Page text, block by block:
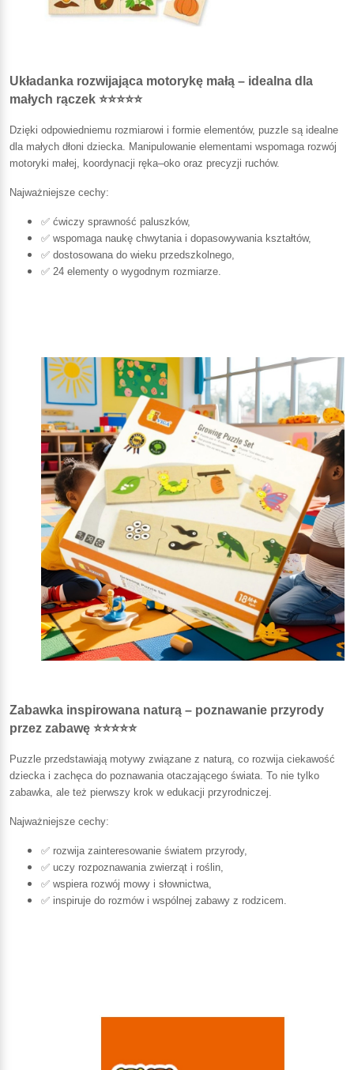
Układanka rozwijająca motorykę małą – idealna dla
małych rączek ⭐⭐⭐⭐⭐
Dzięki odpowiedniemu rozmiarowi i formie elementów, puzzle są idealne
dla małych dłoni dziecka. Manipulowanie elementami wspomaga rozwój
motoryki małej, koordynacji ręka–oko oraz precyzji ruchów.
Najważniejsze cechy:
✅ ćwiczy sprawność paluszków,
✅ wspomaga naukę chwytania i dopasowywania kształtów,
✅ dostosowana do wieku przedszkolnego,
✅ 24 elementy o wygodnym rozmiarze.
Zabawka inspirowana naturą – poznawanie przyrody
przez zabawę ⭐⭐⭐⭐⭐
Puzzle przedstawiają motywy związane z naturą, co rozwija ciekawość
dziecka i zachęca do poznawania otaczającego świata. To nie tylko
zabawka, ale też pierwszy krok w edukacji przyrodniczej.
Najważniejsze cechy:
✅ rozwija zainteresowanie światem przyrody,
✅ uczy rozpoznawania zwierząt i roślin,
✅ wspiera rozwój mowy i słownictwa,
✅ inspiruje do rozmów i wspólnej zabawy z rodzicem.